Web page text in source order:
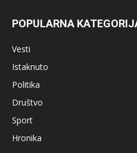
POPULARNA
Vesti
Istaknuto
Politika
Društvo
Sport
Hronika